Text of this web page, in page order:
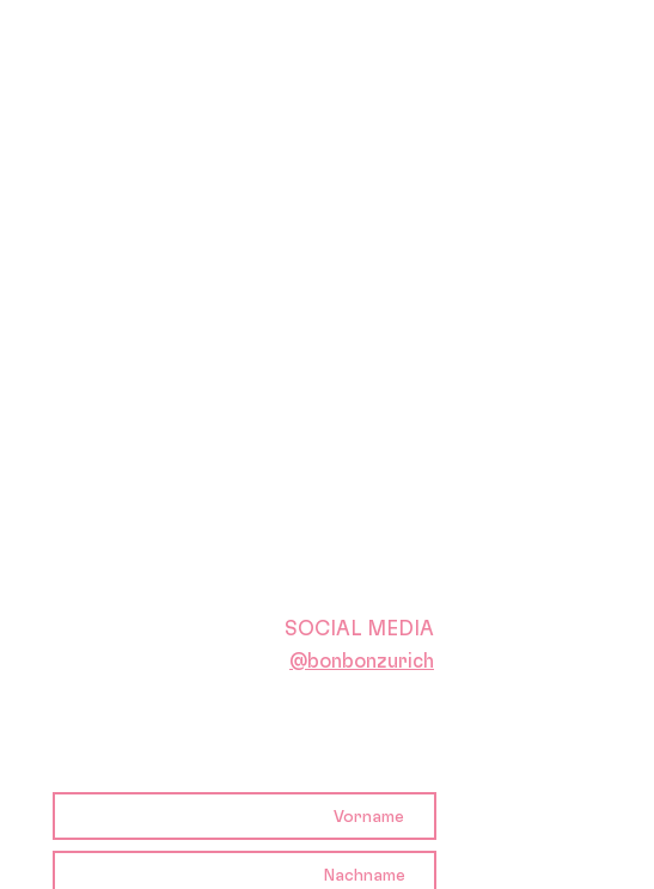
SOCIAL MEDIA
@bonbonzurich
NEWSLETTER